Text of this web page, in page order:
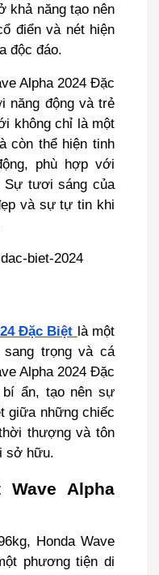
khả năng tạo nên
điển và nét hiện
độc đáo.
Alpha 2024 Đặc
năng động và trẻ
không chỉ là một
còn thể hiện tinh
phù hợp với
Sự tươi sáng của
và sự tự tin khi
Đặc Biệt là một
sang trọng và cá
Alpha 2024 Đặc
ẩn, tạo nên sự
giữa những chiếc
thượng và tôn
sở hữu.
Alpha
Honda Wave
phương tiện di